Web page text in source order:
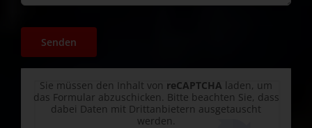
Sie müssen den Inhalt von reCAPTCHA laden, um
das Formular abzuschicken. Bitte beachten Sie, dass
dabei Daten mit Drittanbietern ausgetauscht
werden.